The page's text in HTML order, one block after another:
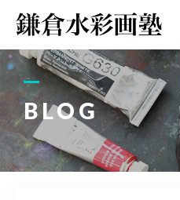
BLOG
画塾
アク
教室